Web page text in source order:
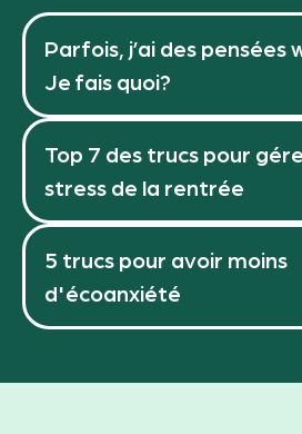
Parfois, j’ai des pensées
Je fais quoi?
Top 7 des trucs pour
stress de la rentrée
5 trucs pour avoir moins
d'écoanxiété